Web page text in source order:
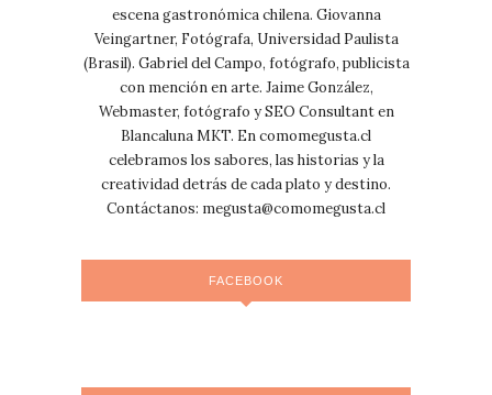
escena gastronómica chilena. Giovanna
Veingartner, Fotógrafa, Universidad Paulista
(Brasil). Gabriel del Campo, fotógrafo, publicista
con mención en arte. Jaime González,
Webmaster, fotógrafo y SEO Consultant en
Blancaluna MKT. En comomegusta.cl
celebramos los sabores, las historias y la
creatividad detrás de cada plato y destino.
Contáctanos: megusta@comomegusta.cl
FACEBOOK